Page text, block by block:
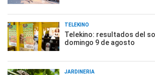
TELEKINO
Telekino: resultados del
domingo 9 de agosto
JARDINERÍA